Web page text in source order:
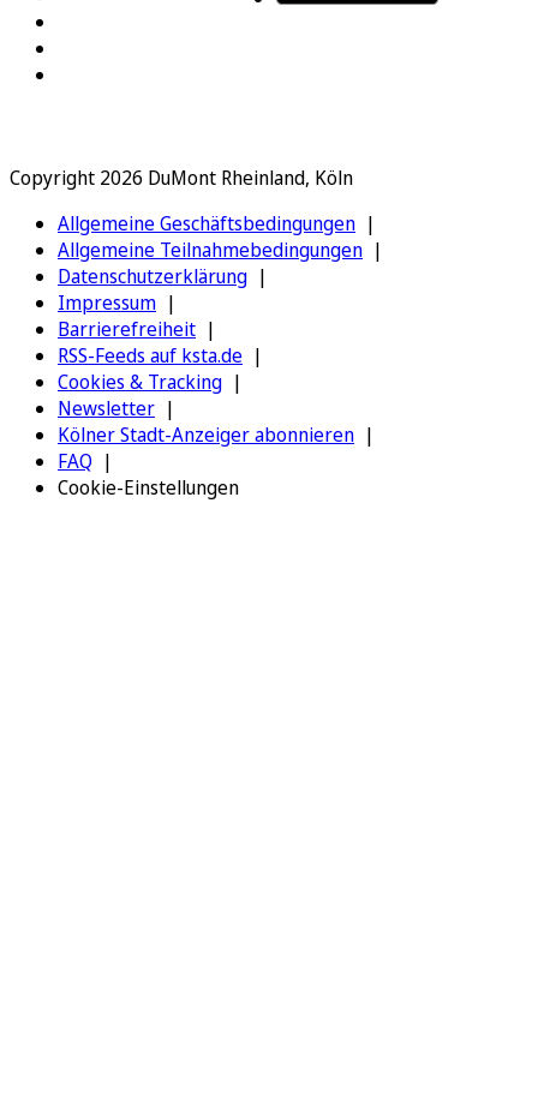
Copyright 2026 DuMont Rheinland, Köln
Allgemeine Geschäftsbedingungen
Allgemeine Teilnahmebedingungen
Datenschutzerklärung
Impressum
Barrierefreiheit
RSS-Feeds auf ksta.de
Cookies & Tracking
Newsletter
Kölner Stadt-Anzeiger abonnieren
FAQ
Cookie-Einstellungen